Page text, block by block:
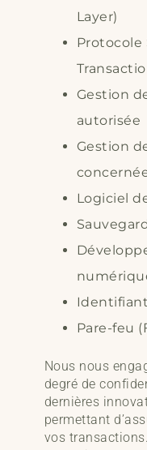
Layer)
Protocole
Gestion
autorisée
Gestion
Logiciel
Pare-feu
Nous nous
degré de
dernières
permettant
vos